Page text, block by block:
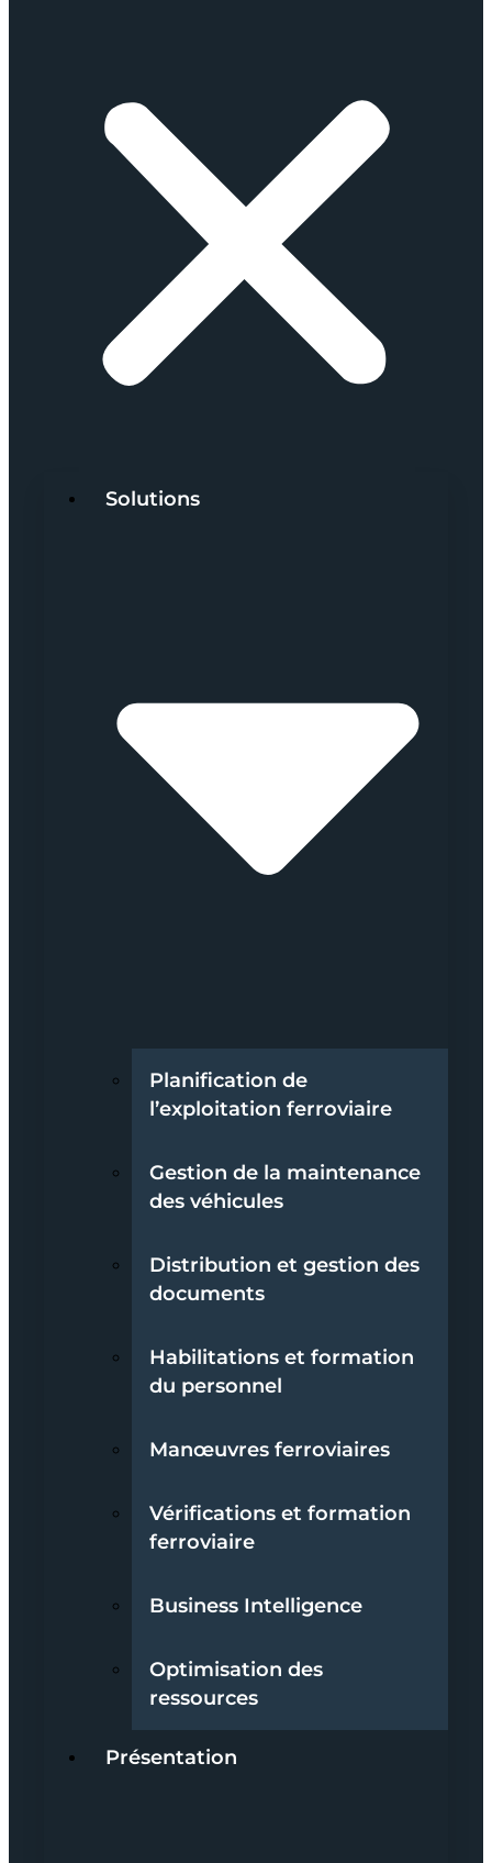
Solutions
Planification de
l’exploitation ferroviaire
Gestion de la maintenance
des véhicules
Distribution et gestion des
documents
Habilitations et formation
du personnel
Manœuvres ferroviaires
Vérifications et formation
ferroviaire
Business Intelligence
Optimisation des
ressources
Présentation